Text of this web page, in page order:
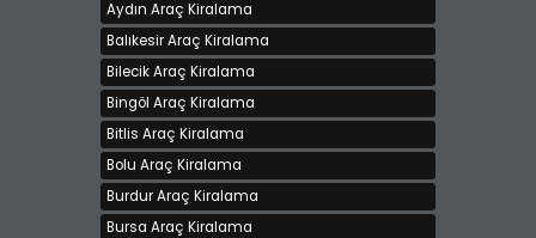
Geniş Aile Aracı 8 kişi taşıma kapasiteli Fiat Doblo
Kiralama bedeli 1500 TL
İzmir, Buca
Aydın Araç Kiralama
Balıkesir Araç Kiralama
Bilecik Araç Kiralama
Bingöl Araç Kiralama
Bitlis Araç Kiralama
Bolu Araç Kiralama
Burdur Araç Kiralama
Bursa Araç Kiralama